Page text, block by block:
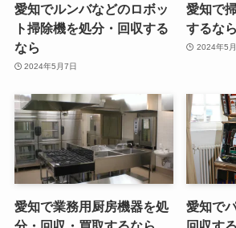
愛知でルンバなどのロボッ
ト掃除機を処分・回収する
なら
2024年5月7日
愛知で
するなら
2024年5
愛知で業務用厨房機器を処
愛知で